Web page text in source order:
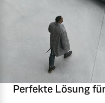
Perfekte Lösung